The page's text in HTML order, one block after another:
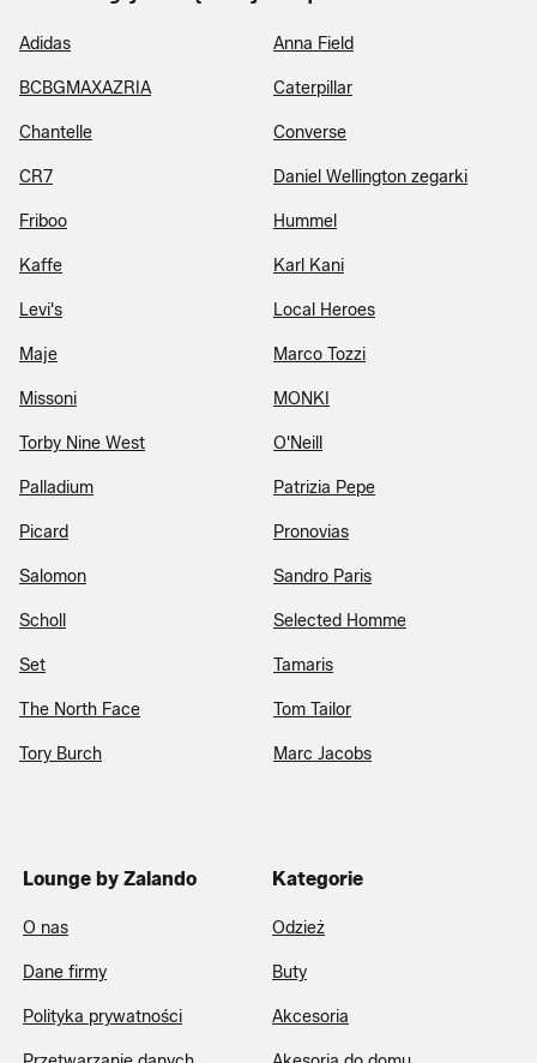
Adidas Anna Field
BCBGMAXAZRIA Caterpillar
Chantelle Converse
CR7 Daniel Wellington zegarki
Friboo Hummel
Kaffe Karl Kani
Levi's Local Heroes
Maje Marco Tozzi
Missoni MONKI
Torby Nine West O'Neill
Palladium Patrizia Pepe
Picard Pronovias
Salomon Sandro Paris
Scholl Selected Homme
Set Tamaris
The North Face Tom Tailor
Tory Burch Marc Jacobs
Lounge by Zalando
O nas
Dane firmy
Polityka prywatności
Kategorie
Odzież
Buty
Akcesoria